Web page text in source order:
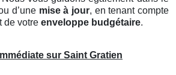
d’une mise à jour, en tenant compte
de votre enveloppe budgétaire.
sur Saint Gratien